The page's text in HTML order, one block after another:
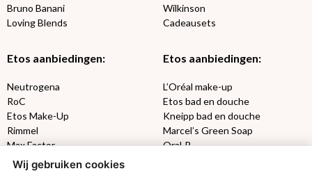
Bruno Banani
Loving Blends
Wilkinson
Cadeausets
Etos aanbiedingen:
Neutrogena
RoC
Etos Make-Up
Rimmel
Max Factor
Etos aanbiedingen:
L’Oréal make-up
Etos bad en douche
Kneipp bad en douche
Marcel’s Green Soap
Oral-B
Wij gebruiken cookies